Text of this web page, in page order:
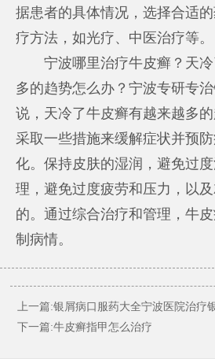
据患者的具体情况，选择合适
疗方法，如光疗、中医治疗等。
宁波哪里治疗牛皮癣？天冷
多的趋势怎么办？宁波专研专
说，天冷了牛皮癣有越来越多
采取一些措施来缓解症状并预
化。保持皮肤的湿润，避免过
理，避免过度疲劳和压力，以
的。通过综合治疗和管理，牛
制病情。
上一篇:银屑病口服药大全宁波医院治疗
下一篇:牛皮癣指甲怎么治疗